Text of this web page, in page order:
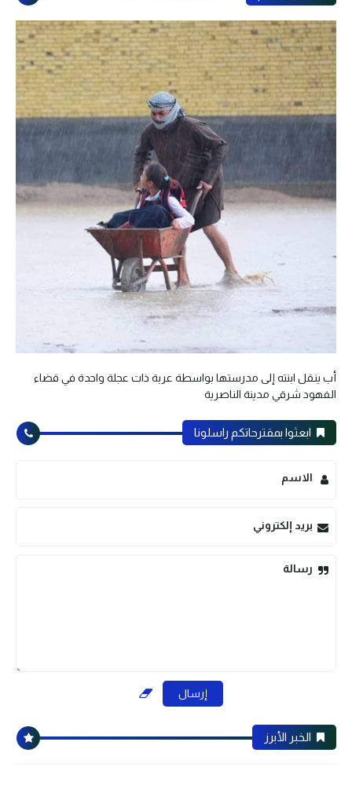
أب ينقل ابنته إلى مدرستها بواسطة عربة ذات عجلة واحدة في قضاء
الفهود شرقي مدينة الناصرية
ابعثوا بمقترحاتكم راسلونا
الاسم
بريد إلكتروني
رسالة
الخبر الأبرز